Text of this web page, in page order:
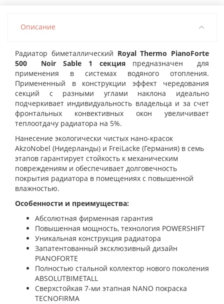
Описание
Радиатор биметаллический Royal Thermo PianoForte
500 Noir Sable 1 секция предназначен для
применения в системах водяного отопления.
Примененный в конструкции эффект чередования
секций с разными углами наклона идеально
подчеркивает индивидуальность владельца и за счет
фронтальных конвективных окон увеличивает
теплоотдачу радиатора на 5%.
Нанесение экологически чистых нано-красок
AkzoNobel (Нидерланды) и FreiLacke (Германия) в семь
этапов гарантирует стойкость к механическим
повреждениям и обеспечивает долговечность
покрытия радиатора в помещениях с повышенной
влажностью.
Особенности и преимущества:
Абсолютная фирменная гарантия
Повышенная мощность, технология POWERSHIFT
Уникальная конструкция радиатора
Запатентованный эксклюзивный дизайн
PIANOFORTE
Полностью стальной коллектор нового поколения
ABSOLUTBIMETALL
Сверхстойкая 7-ми этапная NANO покраска
TECNOFIRMA